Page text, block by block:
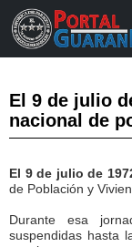
El 9 de julio
nacional de
El 9 de julio de
de Población y
Durante esa
suspendidas hasta